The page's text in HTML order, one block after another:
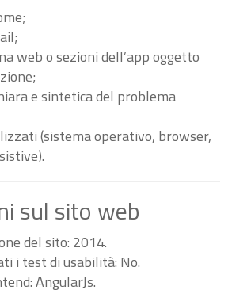
web o sezioni dell’app oggetto
e sintetica del problema
(sistema operativo, browser,
sul sito web
del sito: 2014.
i test di usabilità: No.
AngularJs.